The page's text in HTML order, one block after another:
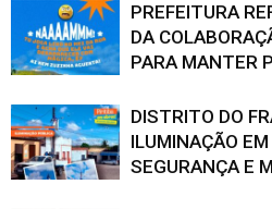
PREFEITURA
DA
PARA MANTER
DISTRITO DO
ILUMINAÇÃO
SEGURANÇA E